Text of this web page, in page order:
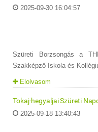
2025-09-30 16:04:57
Szüreti Borzsongás a
Szakképző Iskola és
Elolvasom
Tokaj-hegyaljai Szüreti
2025-09-18 13:40:43